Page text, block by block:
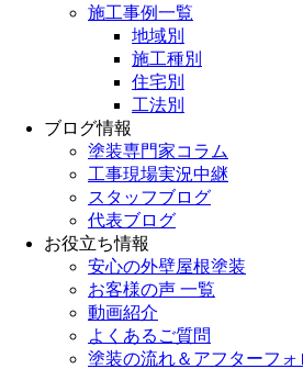
施工事例一覧
地域別
施工種別
住宅別
工法別
ブログ情報
塗装専門家コラム
工事現場実況中継
スタッフブログ
代表ブログ
お役立ち情報
安心の外壁屋根塗装
お客様の声 一覧
動画紹介
よくあるご質問
塗装の流れ＆アフターフォ